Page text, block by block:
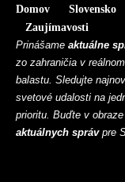
Domov Slovensko
Zaujímavosti
Prinášame aktuálne
zo zahraničia v
balastu. Sledujte
svetové udalosti na
prioritu. Buďte v
aktuálnych správpre